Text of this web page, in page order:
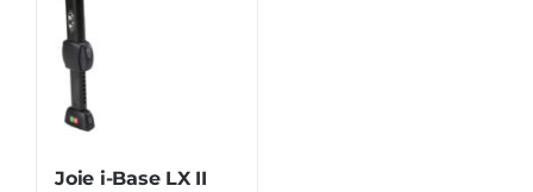
Shop
Corsi
Joie i-Base LX II